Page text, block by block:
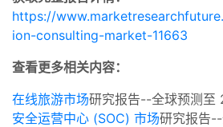
https://
ion-consulting-market-11663
查看更多相关内容：
在线旅游市场研究报告--全球预测至
安全运营中心 (SOC) 市场研究报告